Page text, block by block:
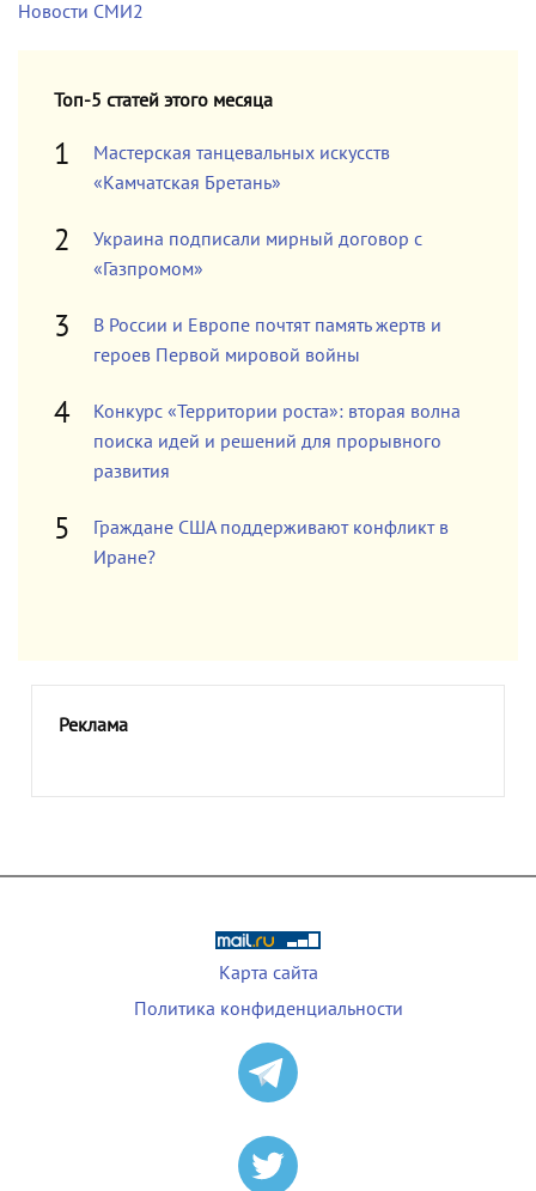
Новости СМИ2
Топ-5 статей этого месяца
Мастерская танцевальных искусств
«Камчатская Бретань»
Украина подписали мирный договор с
«Газпромом»
В России и Европе почтят память жертв и
героев Первой мировой войны
Конкурс «Территории роста»: вторая волна
поиска идей и решений для прорывного
развития
Граждане США поддерживают конфликт в
Иране?
Реклама
Карта сайта
Политика конфиденциальности